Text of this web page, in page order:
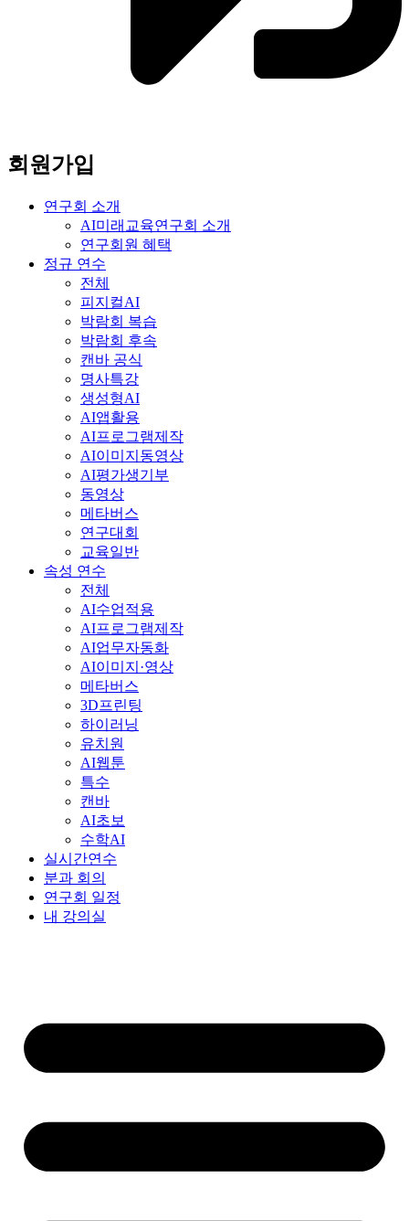
회원가입
연구회 소개
AI미래교육연구회 소개
연구회원 혜택
정규 연수
전체
피지컬AI
박람회 복습
박람회 후속
캔바 공식
명사특강
생성형AI
AI앱활용
AI프로그램제작
AI이미지동영상
AI평가생기부
동영상
메타버스
연구대회
교육일반
속성 연수
전체
AI수업적용
AI프로그램제작
AI업무자동화
AI이미지·영상
메타버스
3D프린팅
하이러닝
유치원
AI웹툰
특수
캔바
AI초보
수학AI
실시간연수
분과 회의
연구회 일정
내 강의실